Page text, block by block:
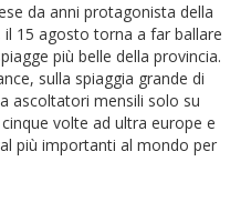
da anni protagonista della
15 agosto torna a far ballare
più belle della provincia.
sulla spiaggia grande di
ascoltatori mensili solo su
volte ad ultra europe e
più importanti al mondo per